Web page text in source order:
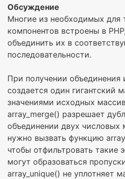
Обсуждение
Многие из необходимых для
компонентов встроены в
объединить их в
последовательности.
При получении объединения
создается один гигантский
значениями исходных
array_merge() разрешает
объединении двух числовых
нужно вызвать функцию
чтобы отфильтровать такие
могут образоваться
array_unique() не уплотняет